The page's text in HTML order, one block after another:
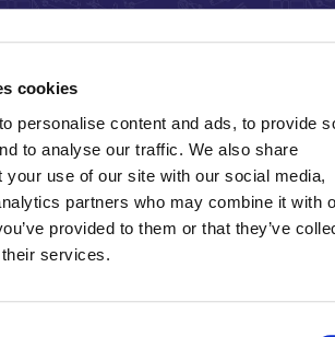
cookies
personalise content and ads, to provide
to analyse our traffic. We also share
your use of our site with our social media,
partners who may combine it with
provided to them or that they’ve
services.
oct 2026
sont le rendez-vous des
transport public et de la mobilité